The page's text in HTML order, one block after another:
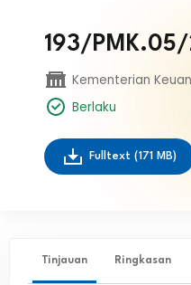
193/
Kementerian
Berlaku
Fulltext (171 MB)
Tinjauan Ringkasan